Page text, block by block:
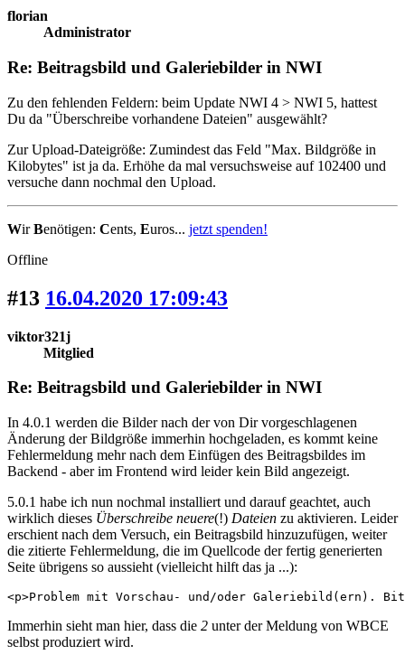
florian
Administrator
Re: Beitragsbild und Galeriebilder in NWI
Zu den fehlenden Feldern: beim Update NWI 4 > NWI 5, hattest
Du da "Überschreibe vorhandene Dateien" ausgewählt?
Zur Upload-Dateigröße: Zumindest das Feld "Max. Bildgröße in
Kilobytes" ist ja da. Erhöhe da mal versuchsweise auf 102400 und
versuche dann nochmal den Upload.
WirBenötigen: Cents, Euros... jetzt spenden!
Offline
#13 16.04.2020 17:09:43
viktor321j
Mitglied
Re: Beitragsbild und Galeriebilder in NWI
In 4.0.1 werden die Bilder nach der von Dir vorgeschlagenen
Änderung der Bildgröße immerhin hochgeladen, es kommt keine
Fehlermeldung mehr nach dem Einfügen des Beitragsbildes im
Backend - aber im Frontend wird leider kein Bild angezeigt.
5.0.1 habe ich nun nochmal installiert und darauf geachtet, auch
wirklich dieses Überschreibe neuere(!) Dateien zu aktivieren. Leider
erschient nach dem Versuch, ein Beitragsbild hinzuzufügen, weiter
die zitierte Fehlermeldung, die im Quellcode der fertig generierten
Seite übrigens so aussieht (vielleicht hilft das ja ...):
<p>Problem mit Vorschau- und/oder Galeriebild(ern).
Immerhin sieht man hier, dass die 2 unter der Meldung von WBCE
selbst produziert wird.